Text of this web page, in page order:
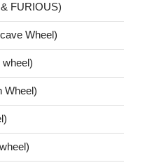
FURIOUS)
Wheel)
Wheel)